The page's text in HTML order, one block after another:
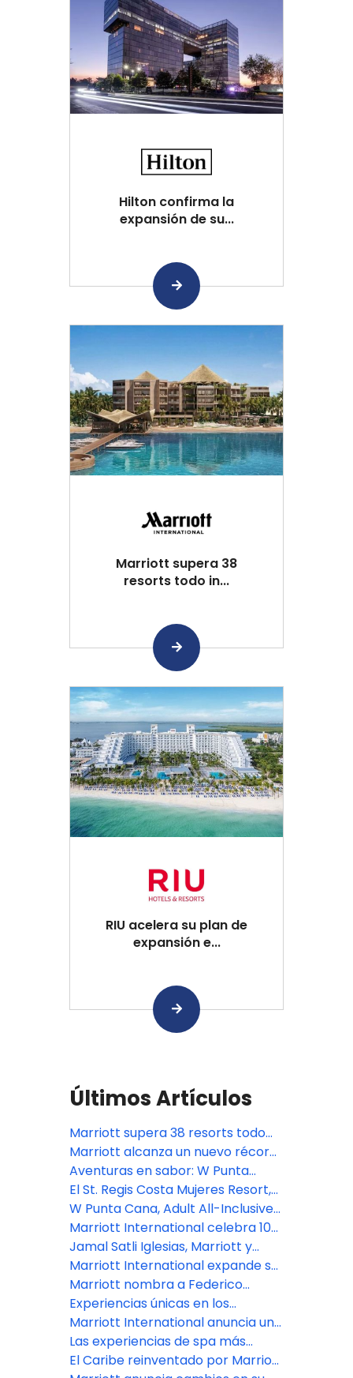
Hilton confirma la
expansión de su...
Marriott supera 38
resorts todo in...
RIU acelera su plan de
expansión e...
Últimos Artículos
Marriott supera 38 resorts todo
incluido en LATAM y suma más de
20 proyectos en construcción
Marriott alcanza un nuevo récord:
más de 10,000 hoteles en el
mundo
Aventuras en sabor: W Punta
Cana presenta un destino
gastronómico todo incluido audaz
en el caribe
El St. Regis Costa Mujeres Resort,
en Cancún, se estrena como un
refinado refugio entre la tierra y el
mar en México
W Punta Cana, Adult All-Inclusive
nombra a Alejandro Larrondo
como Gerente General
Marriott International celebra 10
mil propiedades en el mundo
Jamal Satli Iglesias, Marriott y
Aimbridge anuncian nuevo resort
en Riviera Maya
Marriott International expande su
portafolio de lujo en Perú con dos
conversiones emblemáticas
Marriott nombra a Federico
Greppi como nuevo presidente
para la región CALA
Experiencias únicas en los
destinos más inspiradores de
América Latina, según Marriott
International
Marriott International anuncia un
fuerte crecimiento y expansión
estratégica en el Caribe y
Las experiencias de spa más
exclusivas de Marriott
El Caribe reinventado por Marriott